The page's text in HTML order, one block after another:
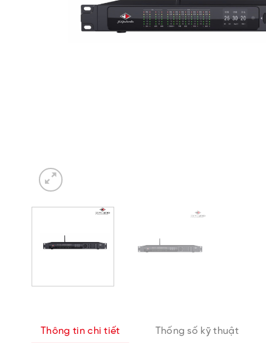
Thông tin chi tiết Thống số kỹ thuật